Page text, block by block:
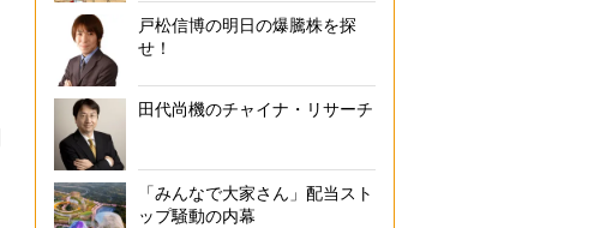
戸松信博の明日の爆騰株を探
せ！
田代尚機のチャイナ・リサーチ
「みんなで大家さん」配当スト
ップ騒動の内幕